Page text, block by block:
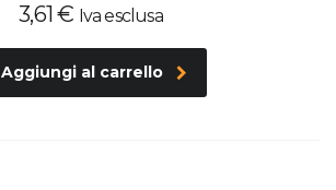
3,61€ Iva esclusa
Aggiungi al carrello